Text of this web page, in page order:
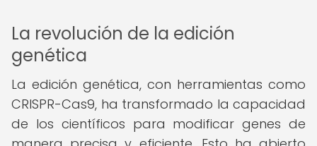
La revolución de la edición
genética
La edición genética, con herramientas como
CRISPR-Cas9, ha transformado la capacidad
de los científicos para modificar genes de